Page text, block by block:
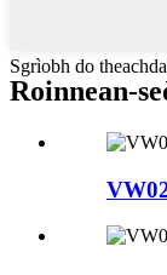
Sgrìobh do
Roinnean-